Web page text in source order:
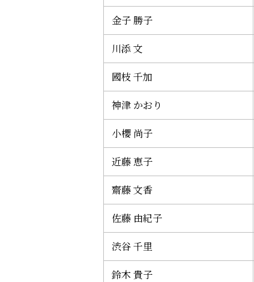
金子 勝子
川添 文
國枝 千加
神津 かおり
小櫻 尚子
近藤 恵子
齋藤 文香
佐藤 由紀子
渋谷 千里
鈴木 貴子